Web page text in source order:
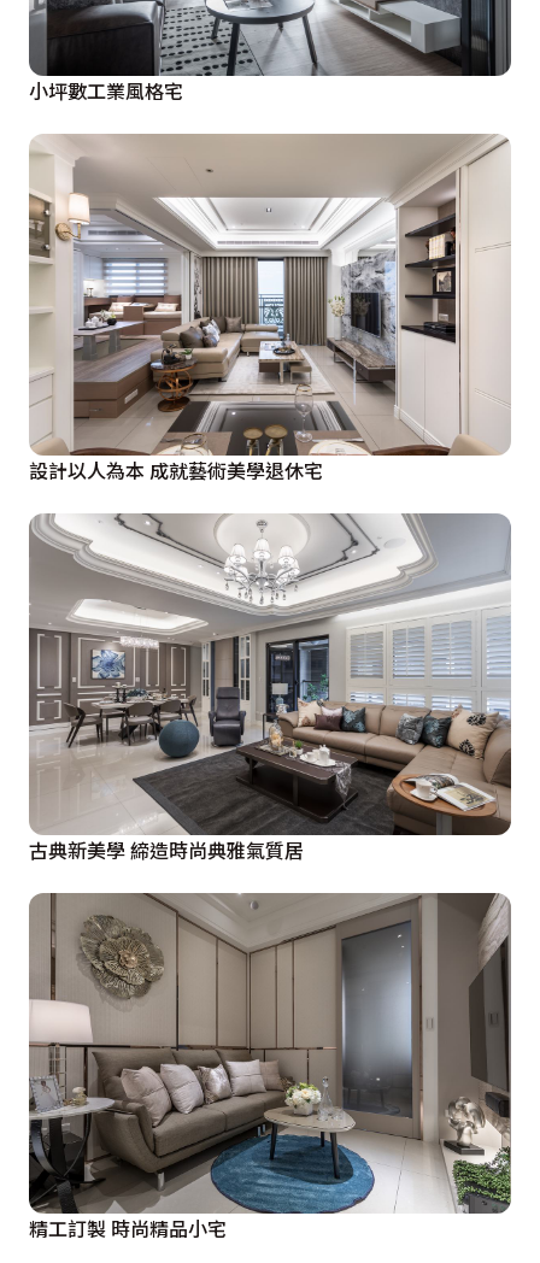
小坪數工業風格宅
設計以人為本 成就藝術美學退休宅
古典新美學 締造時尚典雅氣質居
精工訂製 時尚精品小宅